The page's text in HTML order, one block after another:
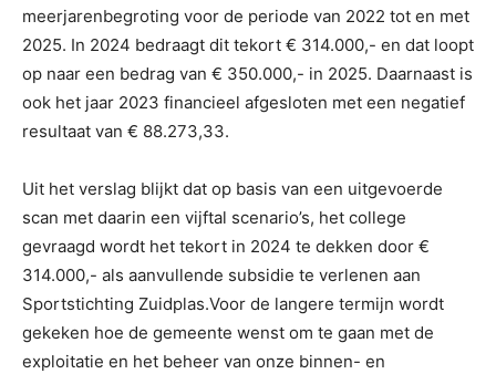
meerjarenbegroting voor de periode van 2022 tot en met
2025. In 2024 bedraagt dit tekort € 314.000,- en dat loopt
op naar een bedrag van € 350.000,- in 2025. Daarnaast is
ook het jaar 2023 financieel afgesloten met een negatief
resultaat van € 88.273,33.
Uit het verslag blijkt dat op basis van een uitgevoerde
scan met daarin een vijftal scenario’s, het college
gevraagd wordt het tekort in 2024 te dekken door €
314.000,- als aanvullende subsidie te verlenen aan
Sportstichting Zuidplas.Voor de langere termijn wordt
gekeken hoe de gemeente wenst om te gaan met de
exploitatie en het beheer van onze binnen- en